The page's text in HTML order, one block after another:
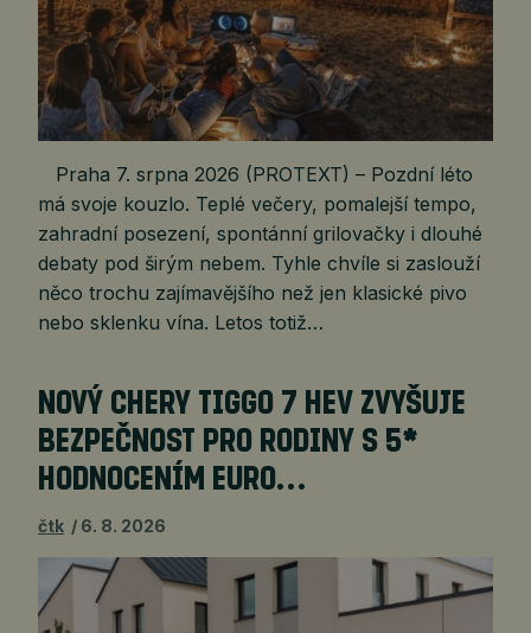
Praha 7. srpna 2026 (PROTEXT) – Pozdní léto
má svoje kouzlo. Teplé večery, pomalejší tempo,
zahradní posezení, spontánní grilovačky i dlouhé
debaty pod širým nebem. Tyhle chvíle si zaslouží
něco trochu zajímavějšího než jen klasické pivo
nebo sklenku vína. Letos totiž…
NOVÝ CHERY TIGGO 7 HEV ZVYŠUJE
BEZPEČNOST PRO RODINY S 5*
HODNOCENÍM EURO…
čtk 6. 8. 2026